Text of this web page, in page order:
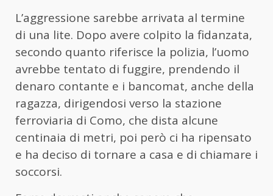
L’aggressione sarebbe arrivata al termine
di una lite. Dopo avere colpito la fidanzata,
secondo quanto riferisce la polizia, l’uomo
avrebbe tentato di fuggire, prendendo il
denaro contante e i bancomat, anche della
ragazza, dirigendosi verso la stazione
ferroviaria di Como, che dista alcune
centinaia di metri, poi però ci ha ripensato
e ha deciso di tornare a casa e di chiamare i
soccorsi.